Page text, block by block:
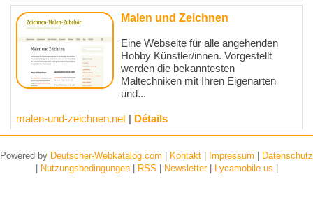
Malen und Zeichnen
Eine Webseite für alle angehenden
Hobby Künstler/innen. Vorgestellt
werden die bekanntesten
Maltechniken mit Ihren Eigenarten
und...
malen-und-zeichnen.net Détails
Powered by Deutscher-Webkatalog.com Kontakt Impressum
Datenschutz
Nutzungsbedingungen| RSS Newsletter| Lycamobile.us